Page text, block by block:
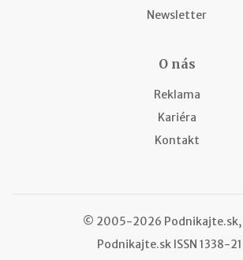
Newsletter
O nás
Reklama
Kariéra
Kontakt
© 2005-2026 Podnikajte.sk,
Podnikajte.sk ISSN 1338-